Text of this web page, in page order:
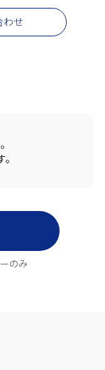
わせ
のみ